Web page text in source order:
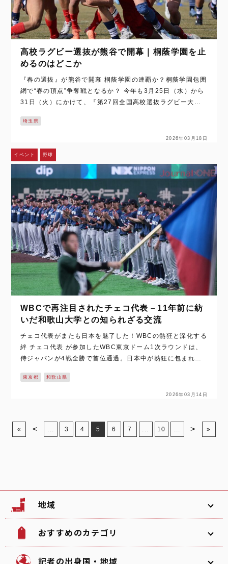
高校ラグビー選抜が熊谷で開幕｜桐蔭学園を止
めるのはどこか
『春の選抜』が熊谷で開幕 桐蔭学園の連覇か？桐蔭学園包囲
網で“春の頂点”争奪戦となるか？ 今年も3月25日（水）から
31日（火）にかけて、『第27回全国高校選抜ラグビー大
ツ文化公園熊谷ラグビ…
埼玉県
2026年03月18日
イベント 野球
WBCで再注目されたチェコ代表－11年前に紡
いだ和歌山大学との知られざる交流
チェコ代表がまたも日本を魅了した！WBCの熱狂と深化する
絆 チェコ代表 が参加したWBC東京ドーム1次ラウンドは、
侍ジャパンが4戦全勝で首位通過。日本中が熱狂に包まれ
ド。日本でのクライマック…
東京都 和歌山県
2026年03月14日
« < ... 3 4 5 6 7 ... 10 ... > »
地域
韓国 北海道
おすすめのカテゴリ
記者の出身国・地域